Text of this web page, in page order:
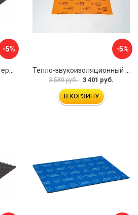
-5%
Шумопоглощающий материал Dreamcar Wave 15 WD-15M-S075100P1046
-5%
Тепло-звукоизоляционный материал Шумофф П4В БП000000433
3 580 руб. 3 401 руб.
В КОРЗИНУ